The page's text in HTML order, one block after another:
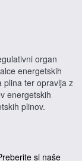
organ
energetskih
plina ter opravlja z
energetskih
plinov.
si naše